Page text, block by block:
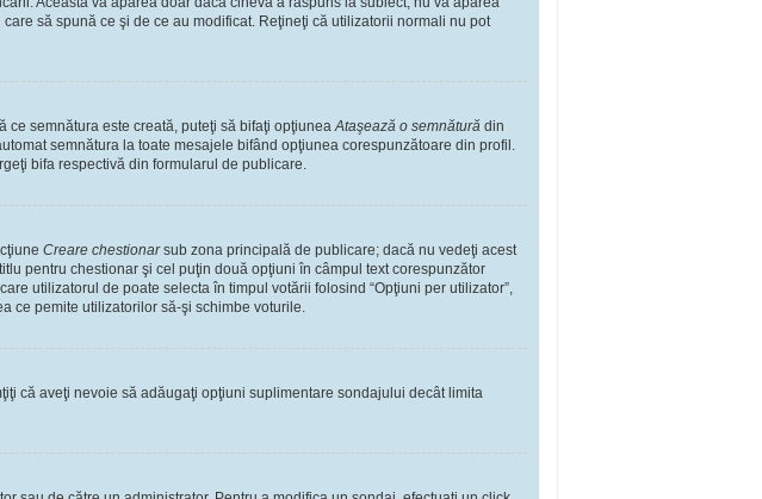
să spună ce şi de ce au modificat. Reţineţi că utilizatorii normali nu pot
ce semnătura este creată, puteţi să bifaţi opţiuneaAtaşează o semnătură din
semnătura la toate mesajele bifând opţiunea corespunzătoare din profil.
bifa respectivă din formularul de publicare.
Creare chestionarsub zona principală de publicare; dacă nu vedeţi acest
pentru chestionar şi cel puţin două opţiuni în câmpul text corespunzător
utilizatorul de poate selecta în timpul votării folosind “Opţiuni per utilizator”,
ce pemite utilizatorilor să-şi schimbe voturile.
că aveţi nevoie să adăugaţi opţiuni suplimentare sondajului decât limita